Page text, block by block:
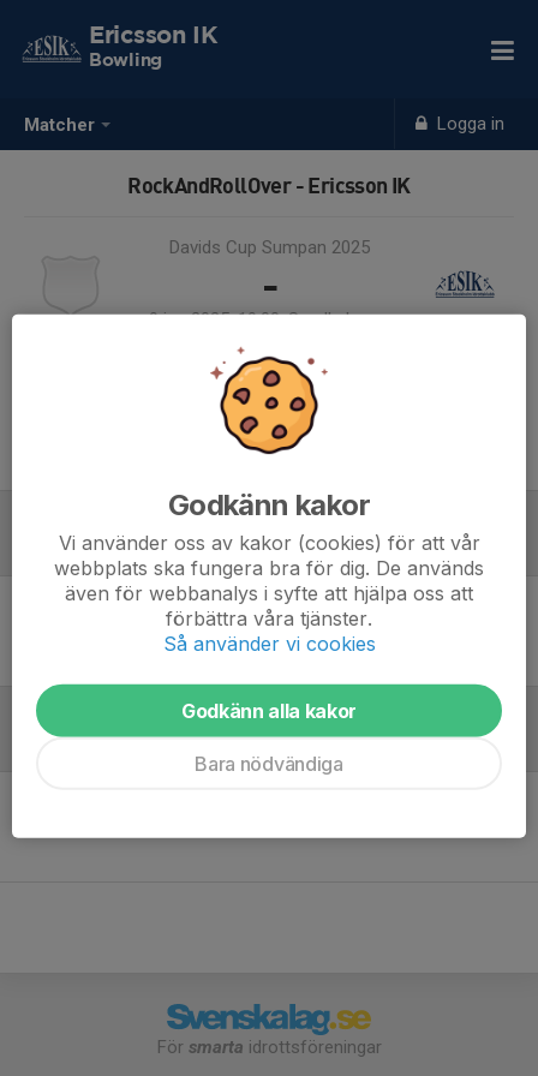
Matcher Logga in
Ericsson IK
Bowling
RockAndRollOver - Ericsson IK
Davids Cup Sumpan 2025
-
9 jun 2025, 19:00, Sundbybergs
Bowlinghall
Samling 18:45
Endast kallade kunde anmäla sig till aktiviteten. 9 personer var kallade.
Logga in här
Laguppställning
Ingen uppställning ifylld
Referat
För smarta idrottsföreningar
Godkänn kakor
Vi använder oss av kakor (cookies) för att vår
webbplats ska fungera bra för dig. De används
även för webbanalys i syfte att hjälpa oss att
förbättra våra tjänster.
Så använder vi cookies
Godkänn alla kakor
Bara nödvändiga